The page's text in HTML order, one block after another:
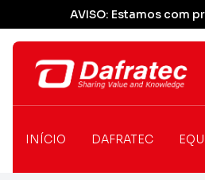
AVISO: Estamos com
INÍCIO DAFRATEC